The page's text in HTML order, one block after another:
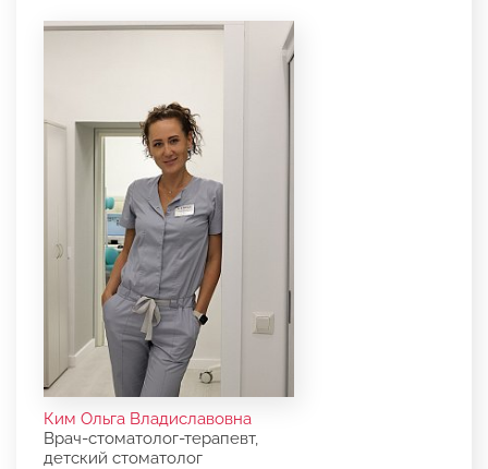
Ким Ольга Владиславовна
Врач-стоматолог-терапевт,
детский стоматолог